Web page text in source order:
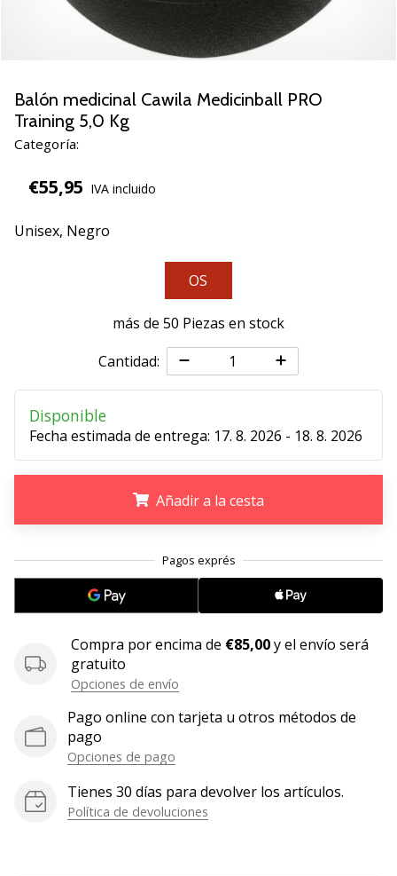
Navidad
para
jugadores
de
¡Nuestros
te
Encuentra…
11. 8. 2022
2 min. de lectura
Weplayvolleyball!
¿Te
consideras
¡Te
queremos
nuestro
equipo!
Mostrar
Balón medicinal Cawila Medicinball PRO
Training 5,0 Kg
Categoría:
€55,95 IVA incluido
Unisex, Negro
OS
más de 50 Piezas en stock
Cantidad:
Disponible
Fecha estimada de entrega: 17. 8. 2026 - 18. 8. 2026
Añadir a la cesta
Compra por encima de €85,00y el envío será
gratuito
Opciones de envío
Pago online con tarjeta u otros métodos de
pago
Opciones de pago
Tienes 30 días para devolver los artículos.
Política de devoluciones